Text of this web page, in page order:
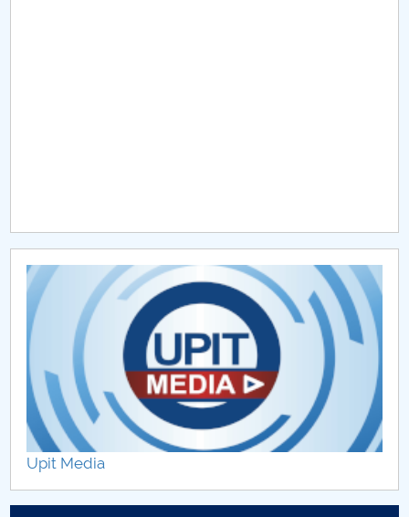
CAR2026
MENIU CANTINA
TE-CON3
Inclusive HiED
Vir2TEX
Active woman
Upit Media